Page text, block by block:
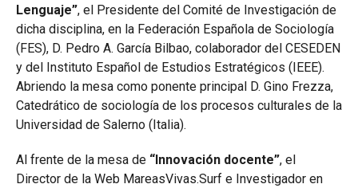
Lenguaje”, el Presidente del Comité de Investigación de
dicha disciplina, en la Federación Española de Sociología
(FES), D. Pedro A. García Bilbao, colaborador del CESEDEN
y del Instituto Español de Estudios Estratégicos (IEEE).
Abriendo la mesa como ponente principal D. Gino Frezza,
Catedrático de sociología de los procesos culturales de la
Universidad de Salerno (Italia).
Al frente de la mesa de “Innovación docente”, el
Director de la Web MareasVivas.Surf e Investigador en